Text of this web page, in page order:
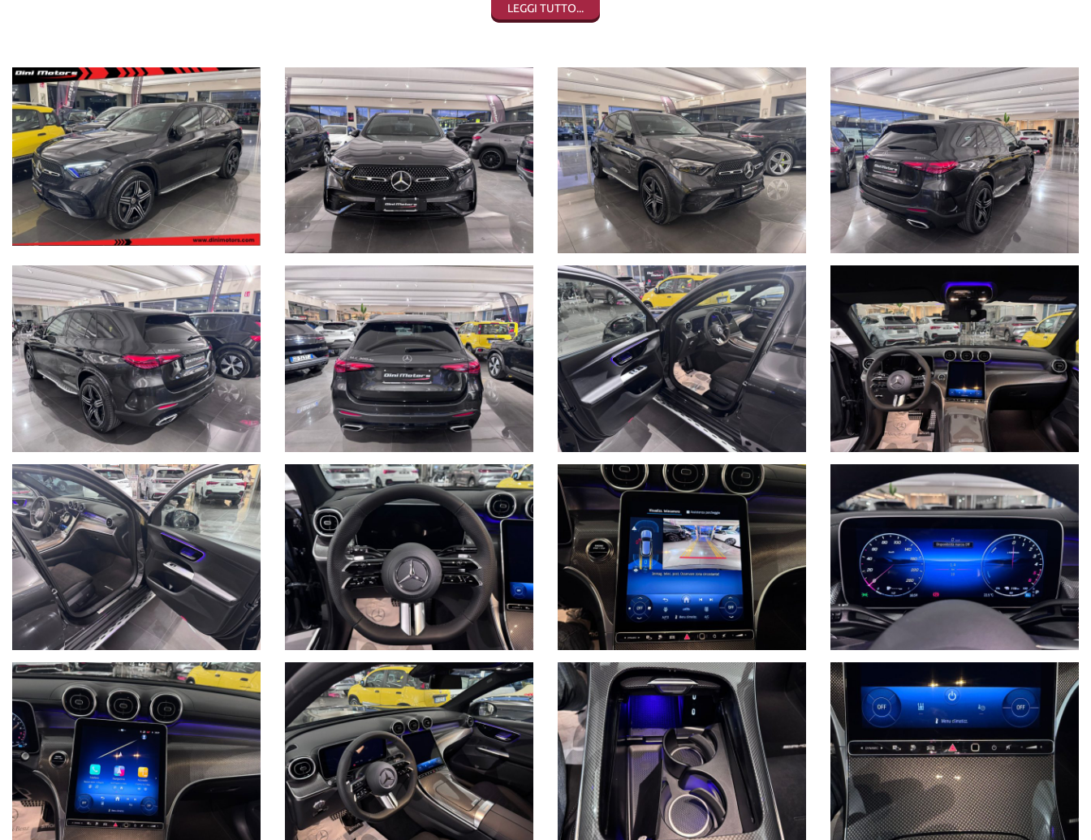
Dini Motors è sinonimo di garanzia: siamo al vostro servizio dal 1960.
I nostri usati sono rigorosamente controllati e igienizzati prima della consegna, sono coperti da garanzia di conformità europea per 12 mesi, usufruibile su tutto il territorio Italiano, estendibile fino 60 mesi (5
ANNI) con garanzie convenzionali ulteriori.
Ritiriamo o acquistiamo il tuo usato, per richiesta valutazione descrivere la permuta con marca/modello/km/anno/condizioni esterne/interne/meccaniche ed allegare delle foto evidenziando eventuali
difetti/lavori da eseguire.
Possibilità di pagamento con finanziamento o leasing in comode rate personalizzabili, da valutare in sede poichè il calcolatore automatico del sito è puramente indicativo.
Formule finanziarie anche con maxirata o restituzione dopo 2/3/4 anni.
Per gli interessati è gradito contatto telefonico allo 0722810139.
Ci puoi trovare a Sant'Angelo in Vado (PU) presso la nuova sede in Voc. Calvernazzo n° 3 lungo la SS 73 bis accanto alla stazione di servizio Beyfin.
Siamo facilmente raggiungibili in pullman dalla stazione di Pesaro o dalla stazione di Arezzo per il versante tirrenico.
I dettagli dei veicoli inseriti negli annunci dal sistema automatico o dal nostro operatore potrebbero anche differire o presentare qualche errore, pertanto ricordiamo che questo è solo un'annuncio e prima
dell'acquisto, vi invitiamo a verificare in sede di persona sia la correttezza dei dettagli, lo stato dell'auto se volete anche con l'ausilio di un vostro meccanico o referente di fiducia e la disponibilità del veicolo.
Buon acquisto!
LEGGI TUTTO...